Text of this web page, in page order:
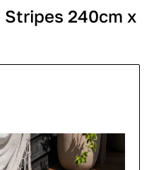
240cm x